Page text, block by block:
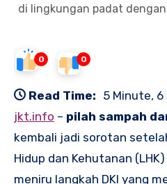
di lingkungan padat
0 0
Read Time: 5 Minute, 6
jkt.info – pilah sampah
kembali jadi sorotan
Hidup dan Kehutanan
meniru langkah DKI yang